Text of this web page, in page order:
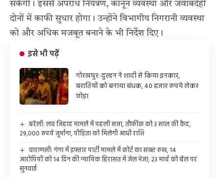
सकेगी। इससे अपराध नियंत्रण, कानून व्यवस्था और जवाबदेही
दोनों में काफी सुधार होगा। उन्होंने विभागीय निगरानी व्यवस्था
को और अधिक मजबूत बनाने के भी निर्देश दिए।
इसे भी पढ़ें
गोरखपुर: दुल्हन ने शादी से किया इनकार,
बरातियों को बनाया बंधक, 40 हजार रुपये लेकर
छोड़ा
बरेली: लव जिहाद मामले में पहली सजा, तौफीक को 3 साल की कैद,
29,000 रुपये जुर्माना, पीड़िता को मिलेगी आधी राशि
वाराणसी: गंगा में इफ्तार पार्टी मामले में कोर्ट का सख्त रुख, 14
आरोपियों को 14 दिन की न्यायिक हिरासत में जेल भेजा; 23 मार्च को बेल पर
सुनवाई